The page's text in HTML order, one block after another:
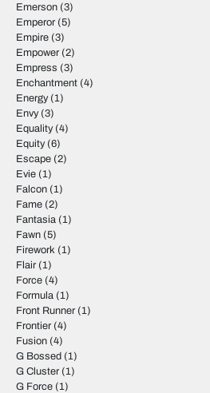
Emerson (3)
Emperor (5)
Empire (3)
Empower (2)
Empress (3)
Enchantment (4)
Energy(1)
Envy(3)
Equality(4)
Equity(6)
Escape (2)
Evie (1)
Falcon (1)
Fame (2)
Fantasia (1)
Fawn (5)
Firework (1)
Flair (1)
Force (4)
Formula (1)
Front Runner (1)
Frontier (4)
Fusion (4)
G Bossed (1)
G Cluster (1)
G Force (1)